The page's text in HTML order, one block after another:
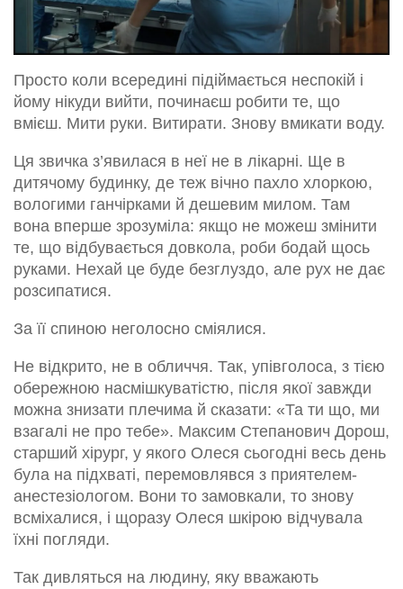
Просто коли всередині підіймається неспокій і
йому нікуди вийти, починаєш робити те, що
вмієш. Мити руки. Витирати. Знову вмикати воду.
Ця звичка з’явилася в неї не в лікарні. Ще в
дитячому будинку, де теж вічно пахло хлоркою,
вологими ганчірками й дешевим милом. Там
вона вперше зрозуміла: якщо не можеш змінити
те, що відбувається довкола, роби бодай щось
руками. Нехай це буде безглуздо, але рух не дає
розсипатися.
За її спиною неголосно сміялися.
Не відкрито, не в обличчя. Так, упівголоса, з тією
обережною насмішкуватістю, після якої завжди
можна знизати плечима й сказати: «Та ти що, ми
взагалі не про тебе». Максим Степанович Дорош,
старший хірург, у якого Олеся сьогодні весь день
була на підхваті, перемовлявся з приятелем-
анестезіологом. Вони то замовкали, то знову
всміхалися, і щоразу Олеся шкірою відчувала
їхні погляди.
Так дивляться на людину, яку вважають